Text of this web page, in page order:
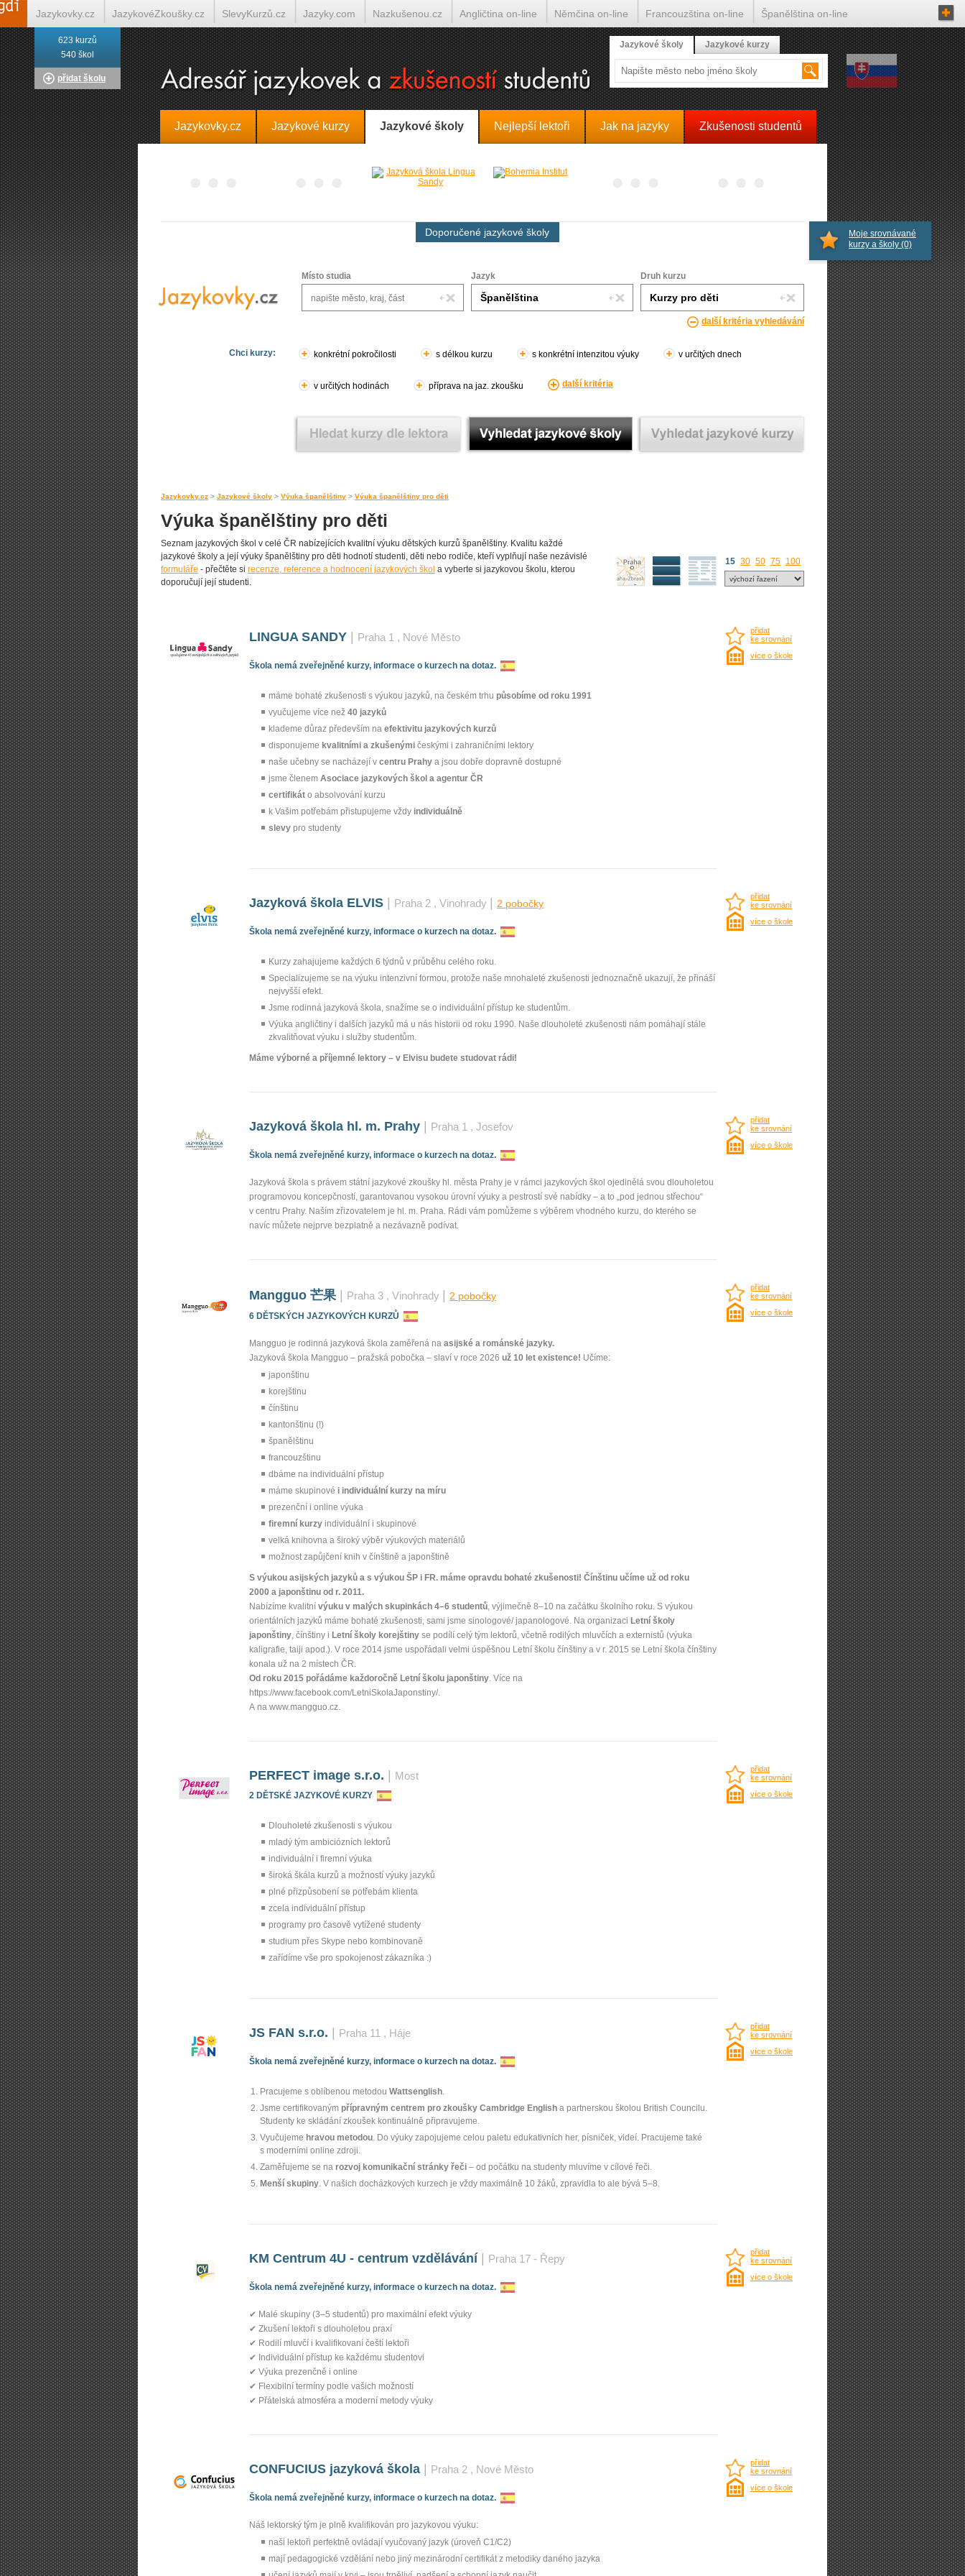
Jazykovky.cz Jazykové kurzy Jazykové školy Nejlepší lektoři Jak na jazyky Zkušenosti studentů
Doporučené jazykové školy
Místo studia Jazyk Druh kurzu
další kritéria vyhledávání
Chci kurzy: konkrétní pokročilosti s délkou kurzu s konkrétní intenzitou výuky v určitých dnech
v určitých hodinách příprava na jaz. zkoušku další kritéria
Jazykovky.cz > Jazykové školy > Výuka španělštiny > Výuka španělštiny pro děti
Výuka španělštiny pro děti
Seznam jazykových škol v celé ČR nabízejících kvalitní výuku dětských kurzů španělštiny. Kvalitu každé
jazykové školy a její výuky španělštiny pro děti hodnotí studenti, děti nebo rodiče, kteří vyplňují naše nezávislé
formuláře - přečtěte si recenze, reference a hodnocení jazykových škol a vyberte si jazykovou školu, kterou
doporučují její studenti.
15 30 50 75 100
LINGUA SANDY Praha 1 , Nové Město
Škola nemá zveřejněné kurzy, informace o kurzech na dotaz.
přidat
ke srovnání
více o škole
máme bohaté zkušenosti s výukou jazyků, na českém trhu působíme od roku 1991
vyučujeme více než 40 jazyků
klademe důraz především na efektivitu jazykových kurzů
disponujeme kvalitními a zkušenými českými i zahraničními lektory
naše učebny se nacházejí v centru Prahy a jsou dobře dopravně dostupné
jsme členem Asociace jazykových škol a agentur ČR
certifikát o absolvování kurzu
k Vašim potřebám přistupujeme vždy individuálně
slevy pro studenty
Jazyková škola ELVIS Praha 2 , Vinohrady 2 pobočky
Škola nemá zveřejněné kurzy, informace o kurzech na dotaz.
přidat
ke srovnání
více o škole
Kurzy zahajujeme každých 6 týdnů v průběhu celého roku.
Specializujeme se na výuku intenzivní formou, protože naše mnohaleté zkušenosti jednoznačně ukazují, že přináší
nejvyšší efekt.
Jsme rodinná jazyková škola, snažíme se o individuální přístup ke studentům.
Výuka angličtiny i dalších jazyků má u nás historii od roku 1990. Naše dlouholeté zkušenosti nám pomáhají stále
zkvalitňovat výuku i služby studentům.
Máme výborné a příjemné lektory – v Elvisu budete studovat rádi!
Jazyková škola hl. m. Prahy Praha 1 , Josefov
Škola nemá zveřejněné kurzy, informace o kurzech na dotaz.
přidat
ke srovnání
více o škole
Jazyková škola s právem státní jazykové zkoušky hl. města Prahy je v rámci jazykových škol ojedinělá svou dlouholetou
programovou koncepčností, garantovanou vysokou úrovní výuky a pestrostí své nabídky – a to „pod jednou střechou“
v centru Prahy. Naším zřizovatelem je hl. m. Praha. Rádi vám pomůžeme s výběrem vhodného kurzu, do kterého se
navíc můžete nejprve bezplatně a nezávazně podívat.
Mangguo 芒果 Praha 3 , Vinohrady 2 pobočky
6 DĚTSKÝCH JAZYKOVÝCH KURZŮ
přidat
ke srovnání
více o škole
Mangguo je rodinná jazyková škola zaměřená na asijské a románské jazyky.
Jazyková škola Mangguo – pražská pobočka – slaví v roce 2026 už 10 let existence! Učíme:
japonštinu
korejštinu
čínštinu
kantonštinu (!)
španělštinu
francouzštinu
dbáme na individuální přístup
máme skupinové i individuální kurzy na míru
prezenční i online výuka
firemní kurzy individuální i skupinové
velká knihovna a široký výběr výukových materiálů
možnost zapůjčení knih v čínštině a japonštině
S výukou asijských jazyků a s výukou ŠP i FR. máme opravdu bohaté zkušenosti! Čínštinu učíme už od roku
2000 a japonštinu od r. 2011.
Nabízíme kvalitní výuku v malých skupinkách 4–6 studentů, výjimečně 8–10 na začátku školního roku. S výukou
orientálních jazyků máme bohaté zkušenosti, sami jsme sinologové/ japanologové. Na organizaci Letní školy
japonštiny, čínštiny i Letní školy korejštiny se podílí celý tým lektorů, včetně rodilých mluvčích a externistů (výuka
kaligrafie, taiji apod.). V roce 2014 jsme uspořádali velmi úspěšnou Letní školu čínštiny a v r. 2015 se Letní škola čínštiny
konala už na 2 místech ČR.
Od roku 2015 pořádáme každoročně Letní školu japonštiny. Více na
https://www.fa­cebook.com/Let­niSkolaJaponsti­ny/.
A na www.mangguo.cz.
PERFECT image s.r.o. Most
2 DĚTSKÉ JAZYKOVÉ KURZY
přidat
ke srovnání
více o škole
Dlouholeté zkušenosti s výukou
mladý tým ambiciózních lektorů
individuální i firemní výuka
široká škála kurzů a možností výuky jazyků
plné přizpůsobení se potřebám klienta
zcela individuální přístup
programy pro časově vytížené studenty
studium přes Skype nebo kombinovaně
zařídíme vše pro spokojenost zákazníka :)
JS FAN s.r.o. Praha 11 , Háje
Škola nemá zveřejněné kurzy, informace o kurzech na dotaz.
přidat
ke srovnání
více o škole
Pracujeme s oblíbenou metodou Wattsenglish.
Jsme certifikovaným přípravným centrem pro zkoušky Cambridge English a partnerskou školou British Councilu.
Studenty ke skládání zkoušek kontinuálně připravujeme.
Vyučujeme hravou metodou. Do výuky zapojujeme celou paletu edukativních her, písniček, videí. Pracujeme také
s moderními online zdroji.
Zaměřujeme se na rozvoj komunikační stránky řeči – od počátku na studenty mluvíme v cílové řeči.
Menší skupiny. V našich docházkových kurzech je vždy maximálně 10 žáků, zpravidla to ale bývá 5–8.
KM Centrum 4U - centrum vzdělávání Praha 17 - Řepy
Škola nemá zveřejněné kurzy, informace o kurzech na dotaz.
přidat
ke srovnání
více o škole
✔ Malé skupiny (3–5 studentů) pro maximální efekt výuky
✔ Zkušení lektoři s dlouholetou praxí
✔ Rodilí mluvčí i kvalifikovaní čeští lektoři
✔ Individuální přístup ke každému studentovi
✔ Výuka prezenčně i online
✔ Flexibilní termíny podle vašich možností
✔ Přátelská atmosféra a moderní metody výuky
CONFUCIUS jazyková škola Praha 2 , Nové Město
Škola nemá zveřejněné kurzy, informace o kurzech na dotaz.
přidat
ke srovnání
více o škole
Náš lektorský tým je plně kvalifikován pro jazykovou výuku:
naši lektoři perfektně ovládají vyučovaný jazyk (úroveň C1/C2)
mají pedagogické vzdělání nebo jiný mezinárodní certifikát z metodiky daného jazyka
Moje srovnávané
kurzy a školy (0)
623 kurzů
540 škol
přidat školu
Jazykové školy Jazykové kurzy
Jazykovky.cz JazykovéZkoušky.cz SlevyKurzů.cz Jazyky.com Nazkušenou.cz Angličtina on-line Němčina on-line Francouzština on-line Španělština on-line
Italština on-line Tlumočení-Překlady.cz Překládá.cz Tlumočí.cz